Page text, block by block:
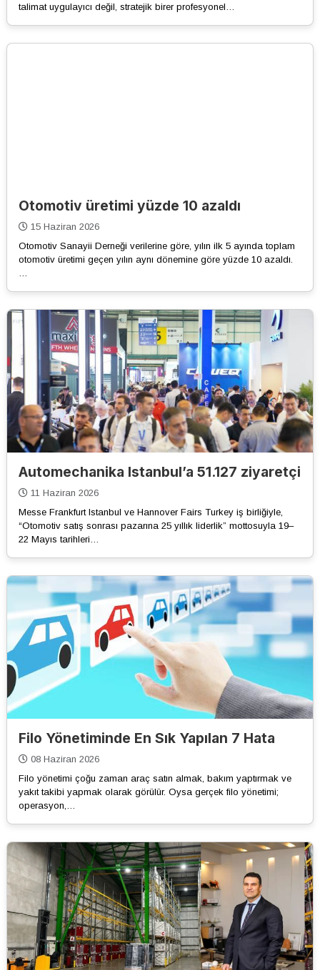
talimat uygulayıcı değil, stratejik birer profesyonel…
Otomotiv üretimi yüzde 10 azaldı
15 Haziran 2026
Otomotiv Sanayii Derneği verilerine göre, yılın ilk 5 ayında toplam
otomotiv üretimi geçen yılın aynı dönemine göre yüzde 10 azaldı.
…
Automechanika Istanbul’a 51.127 ziyaretçi
11 Haziran 2026
Messe Frankfurt Istanbul ve Hannover Fairs Turkey iş birliğiyle,
“Otomotiv satış sonrası pazarına 25 yıllık liderlik” mottosuyla 19–
22 Mayıs tarihleri…
Filo Yönetiminde En Sık Yapılan 7 Hata
08 Haziran 2026
Filo yönetimi çoğu zaman araç satın almak, bakım yaptırmak ve
yakıt takibi yapmak olarak görülür. Oysa gerçek filo yönetimi;
operasyon,…